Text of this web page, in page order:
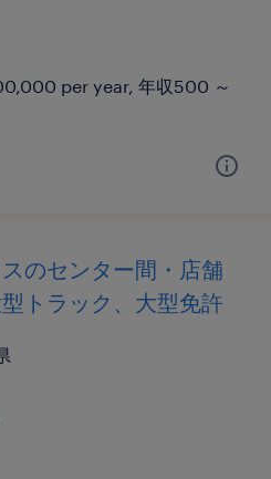
per year, 年収500 ～
のセンター間・店舗
トラック、大型免許